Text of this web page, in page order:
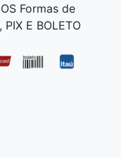
Formas de
E BOLETO